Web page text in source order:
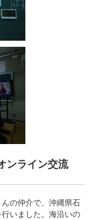
ンライン交流
の仲介で、沖縄県石
いました。海沿いの